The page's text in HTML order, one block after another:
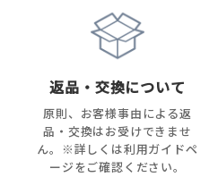
返品・交換について
原則、お客様事由による返
品・交換はお受けできませ
ん。※詳しくは利用ガイドペ
ージをご確認ください。